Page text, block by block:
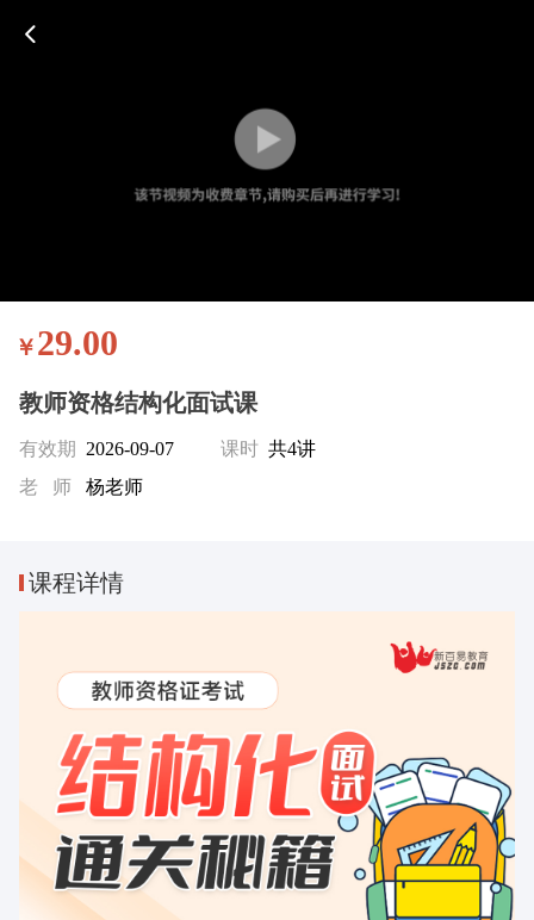
￥29.00
教师资格结构化面试课
有效期 2026-09-07 课时共4讲
老 师
杨老师
课程详情